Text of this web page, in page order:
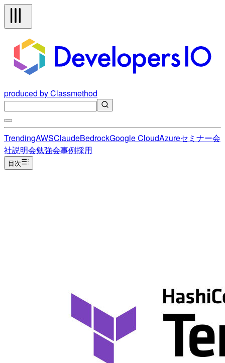
produced by Classmethod
TrendingAWSClaudeBedrockGoogle CloudAzureセミナー会
社説明会勉強会事例採用
目次